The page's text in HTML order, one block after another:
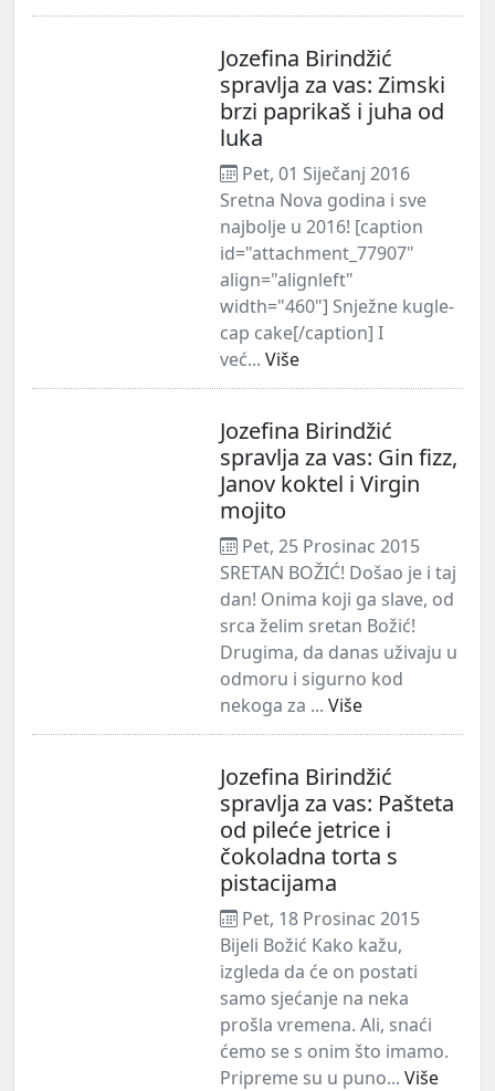
Jozefina Birindžić
spravlja za vas: Zimski
brzi paprikaš i juha od
luka
Pet, 01 Siječanj 2016
Sretna Nova godina i sve
najbolje u 2016! [caption
id="attachment_77907"
align="alignleft"
width="460"] Snježne kugle-
cap cake[/caption] I
već... Više
Jozefina Birindžić
spravlja za vas: Gin fizz,
Janov koktel i Virgin
mojito
Pet, 25 Prosinac 2015
SRETAN BOŽIĆ! Došao je i taj
dan! Onima koji ga slave, od
srca želim sretan Božić!
Drugima, da danas uživaju u
odmoru i sigurno kod
nekoga za ... Više
Jozefina Birindžić
spravlja za vas: Pašteta
od pileće jetrice i
čokoladna torta s
pistacijama
Pet, 18 Prosinac 2015
Bijeli Božić Kako kažu,
izgleda da će on postati
samo sjećanje na neka
prošla vremena. Ali, snaći
ćemo se s onim što imamo.
Pripreme su u puno... Više